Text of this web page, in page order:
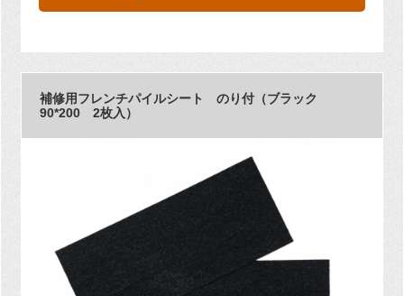
補修用フレンチパイルシート のり付（ブラック
90*200 2枚入）